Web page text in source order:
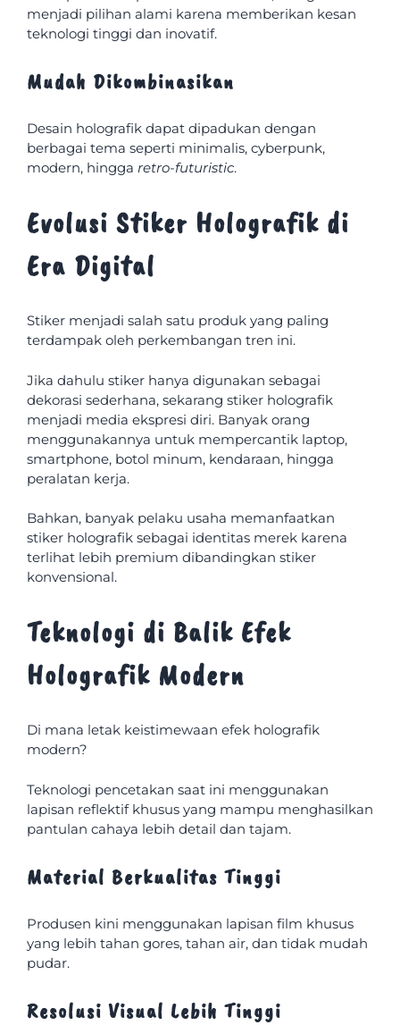
menjadi pilihan alami karena memberikan kesan
teknologi tinggi dan inovatif.
Mudah Dikombinasikan
Desain holografik dapat dipadukan dengan
berbagai tema seperti minimalis, cyberpunk,
modern, hingga retro-futuristic.
Evolusi Stiker Holografik di
Era Digital
Stiker menjadi salah satu produk yang paling
terdampak oleh perkembangan tren ini.
Jika dahulu stiker hanya digunakan sebagai
dekorasi sederhana, sekarang stiker holografik
menjadi media ekspresi diri. Banyak orang
menggunakannya untuk mempercantik laptop,
smartphone, botol minum, kendaraan, hingga
peralatan kerja.
Bahkan, banyak pelaku usaha memanfaatkan
stiker holografik sebagai identitas merek karena
terlihat lebih premium dibandingkan stiker
konvensional.
Teknologi di Balik Efek
Holografik Modern
Di mana letak keistimewaan efek holografik
modern?
Teknologi pencetakan saat ini menggunakan
lapisan reflektif khusus yang mampu menghasilkan
pantulan cahaya lebih detail dan tajam.
Material Berkualitas Tinggi
Produsen kini menggunakan lapisan film khusus
yang lebih tahan gores, tahan air, dan tidak mudah
pudar.
Resolusi Visual Lebih Tinggi